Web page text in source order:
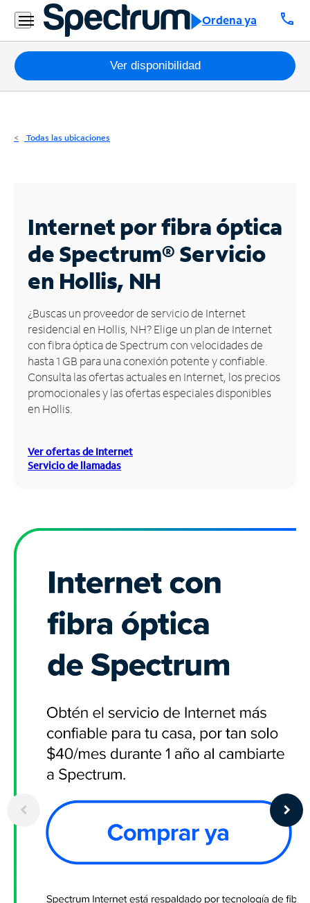
Ordena ya call
Residencial
Business
Paquetes
Internet
Business
Contáctanos
Inglés
Administrar
cuenta
Encuentra
una
tienda
Ver disponibilidad
Todas las ubicaciones
Internet por fibra óptica
de Spectrum®Servicio
en Hollis, NH
¿Buscas un proveedor de servicio de Internet
residencial en Hollis, NH? Elige un plan de Internet
con fibra óptica de Spectrum con velocidades de
hasta 1 GB para una conexión potente y confiable.
Consulta las ofertas actuales en Internet, los precios
promocionales y las ofertas especiales disponibles
en Hollis.
Ver ofertas de Internet
Servicio de llamadas